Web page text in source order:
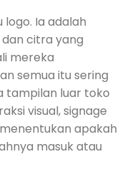
Ia adalah
citra yang
mereka
semua itu sering
tampilan luar toko
visual, signage
apakah
masuk atau